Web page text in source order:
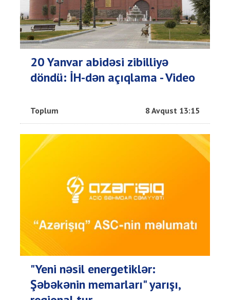
20 Yanvar abidəsi zibilliyə
döndü: İH-dən açıqlama - Video
Toplum 8 Avqust 13:15
"Yeni nəsil energetiklər:
Şəbəkənin memarları" yarışı,